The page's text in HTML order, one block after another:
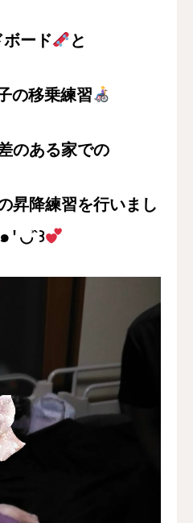
ボード と
の移乗練習
のある家での
昇降練習を行いまし
๑ ′ ◡`꒱